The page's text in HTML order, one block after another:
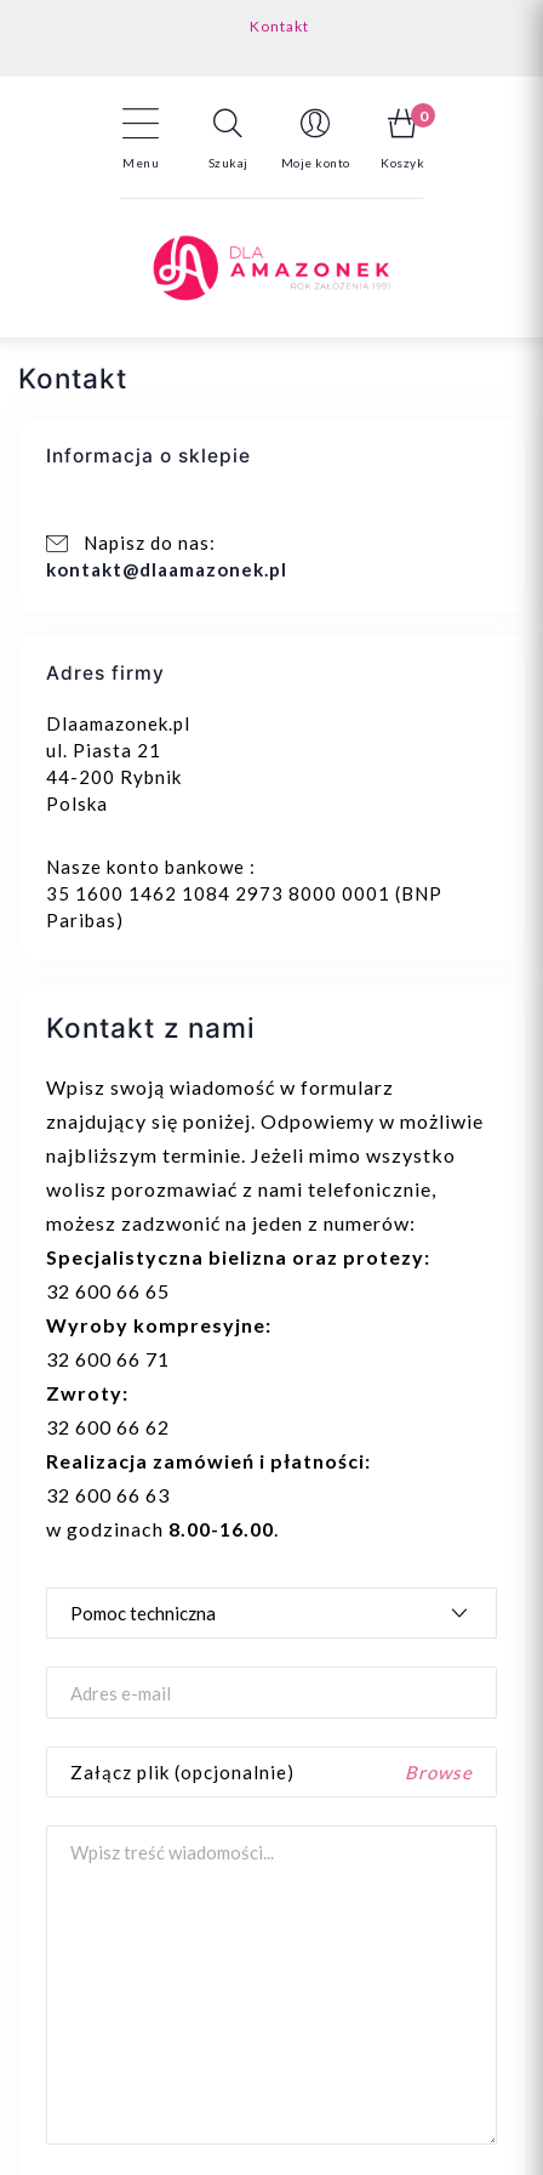
Kontakt
Menu Szukaj Moje konto
0
Koszyk
Kontakt
Informacja o sklepie
Napisz do nas:
kontakt@dlaamazonek.pl
Adres firmy
Dlaamazonek.pl
ul. Piasta 21
44-200 Rybnik
Polska
Nasze konto bankowe :
35 1600 1462 1084 2973 8000 0001 (BNP
Paribas)
Kontakt z nami
Wpisz swoją wiadomość w formularz
znajdujący się poniżej. Odpowiemy w możliwie
najbliższym terminie. Jeżeli mimo wszystko
wolisz porozmawiać z nami telefonicznie,
możesz zadzwonić na jeden z numerów:
Specjalistyczna bielizna oraz protezy:
32 600 66 65
Wyroby kompresyjne:
32 600 66 71
Zwroty:
32 600 66 62
Realizacja zamówień i płatności:
32 600 66 63
w godzinach 8.00-16.00.
Załącz plik (opcjonalnie)